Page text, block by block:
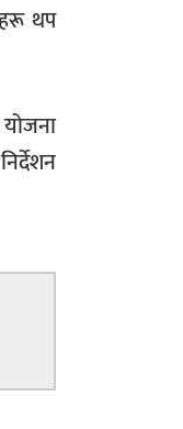
थप